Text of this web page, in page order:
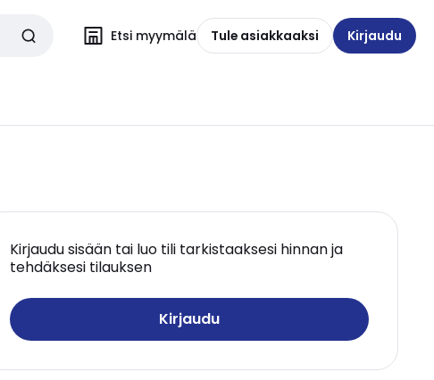
Etsi myymälä Tule asiakkaaksi Kirjaudu
Kirjaudu sisään tai luo tili tarkistaaksesi hinnan ja
tehdäksesi tilauksen
Kirjaudu